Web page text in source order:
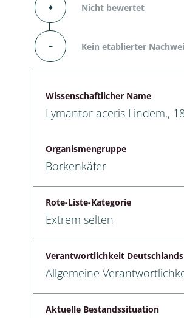
⬧ Nicht bewertet
– Kein etablierter
Wissenschaftlicher Name
Lymantor aceris Lindem.,
Organismengruppe
Borkenkäfer
Rote-Liste-Kategorie
Extrem selten
Verantwortlichkeit Deutschlands
Allgemeine
Aktuelle Bestandssituation